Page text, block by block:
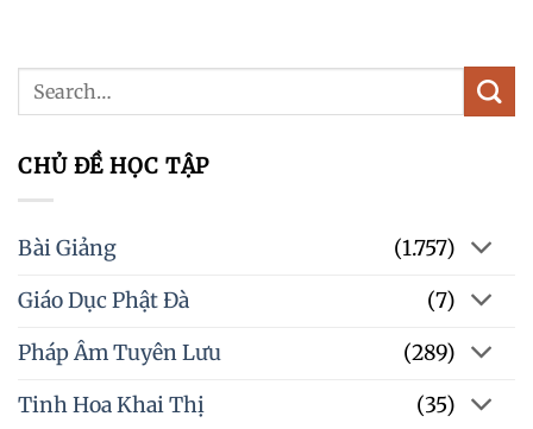
CHỦ ĐỀ HỌC TẬP
Bài Giảng
(1.757)
Giáo Dục Phật Đà
(7)
Pháp Âm Tuyên Lưu
(289)
Tinh Hoa Khai Thị
(35)